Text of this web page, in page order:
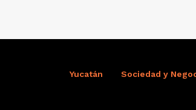
Yucatán Sociedad y